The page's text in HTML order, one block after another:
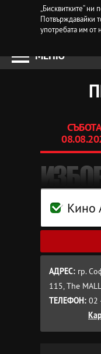
„Бисквитките“
Потвърждавайки
употребата им от
МЕНЮ
Кино
АДРЕС: гр.
115, The MALL
ТЕЛЕФОН: 02